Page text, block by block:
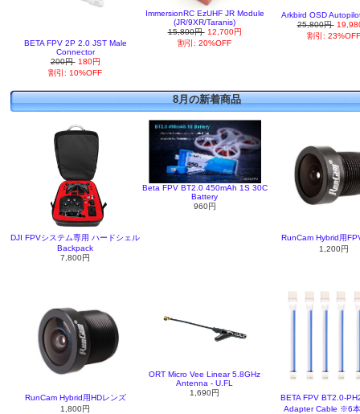
BETA FPV 2P 2.0 JST Male
Connector
200円 180円
割引: 10%OFF
ImmersionRC EzUHF JR Module
(JR/9XR/Taranis)
15,800円 12,700円
割引: 20%OFF
Arkbird OSD
25,800円
割引:
8月の新着商品
DJI FPVシステム専用 ハードシェル
Backpack
7,800円
Beta FPV BT2.0 450mAh 1S 30C
Battery
960円
RunCam Hybrid用
1,200円
RunCam Hybrid用HDレンズ
1,800円
ORT Micro Vee Linear 5.8GHz
Antenna - U.FL
1,690円
BETA FPV BT2.0-
Adapter Cable ※6